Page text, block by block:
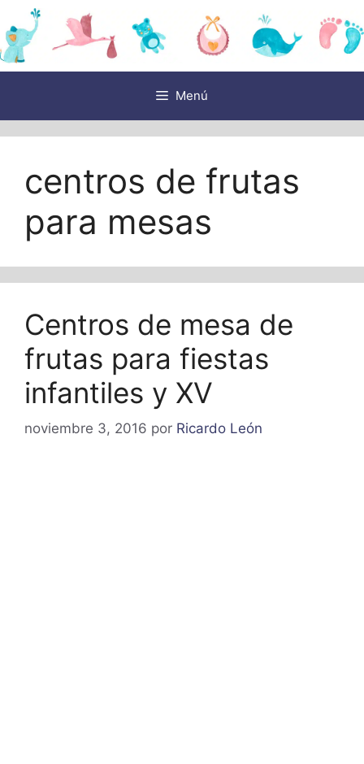
Saltar
al
contenido
Menú
centros de frutas
para mesas
Centros de mesa de
frutas para fiestas
infantiles y XV
noviembre 3, 2016 por Ricardo León